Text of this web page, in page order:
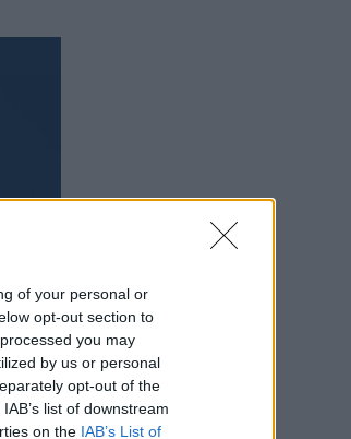
of your personal or
opt-out section to
you may
by us or personal
opt-out of the
list of downstream
on the IAB’s List of